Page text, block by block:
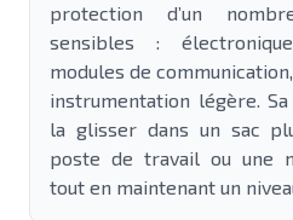
protection d’un
sensibles :
modules de
instrumentation légère.
la glisser dans un sac
poste de travail ou une
tout en maintenant un